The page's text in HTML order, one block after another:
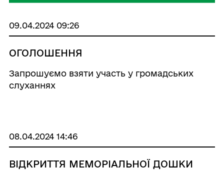
09.04.2024 09:26
ОГОЛОШЕННЯ
Запрошуємо взяти участь у громадських
слуханнях
08.04.2024 14:46
ВІДКРИТТЯ МЕМОРІАЛЬНОЇ ДОШКИ